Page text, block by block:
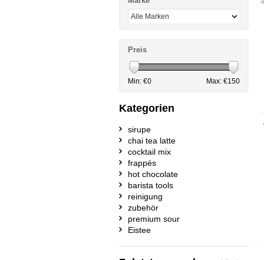
Preis
Min: €0 Max: €150
Kategorien
sirupe
chai tea latte
cocktail mix
frappés
hot chocolate
barista tools
reinigung
zubehör
premium sour
Eistee